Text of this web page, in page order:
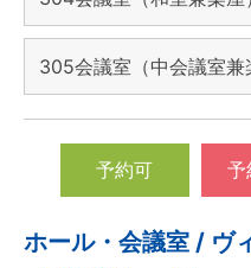
305会議室（中会議室兼
予約可 予
ホール・会議室 / ヴ